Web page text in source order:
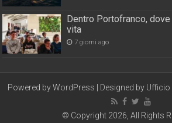
Dentro Portofranco,
vita
7 giorni ago
Powered byWordPress | Designed by
© Copyright 2026, All Rights